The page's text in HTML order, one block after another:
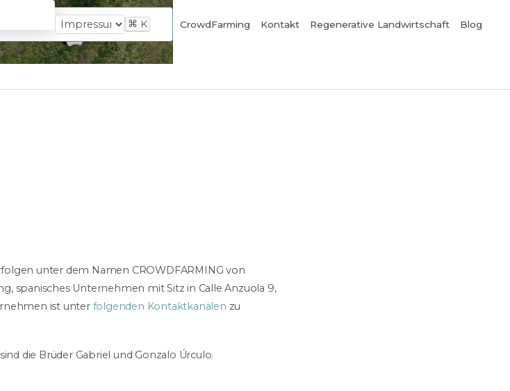
⌘ K CrowdFarming Kontakt Regenerative Landwirtschaft Blog
unter dem Namen CROWDFARMING von
spanisches Unternehmen mit Sitz in Calle Anzuola 9,
ist unter folgenden Kontaktkanälen zu
die Brüder Gabriel und Gonzalo Úrculo.